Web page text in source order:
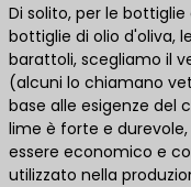
Di solito, per le
bottiglie di olio d'oliva,
barattoli, scegliamo il
(alcuni lo chiamano
base alle esigenze del
lime è forte e
essere economico e
utilizzato nella